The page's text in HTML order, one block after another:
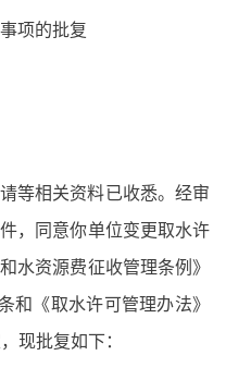
项的批复
等相关资料已收悉。经审
，同意你单位变更取水许
水资源费征收管理条例》
和《取水许可管理办法》
现批复如下：